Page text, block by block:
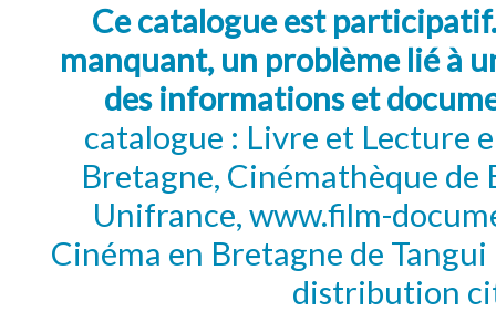
Ce catalogue est
manquant, un problème lié à
des informations et
catalogue : Livre et Lecture
Bretagne, Cinémathèque de
Unifrance, www.film-
Cinéma en Bretagne de
distribution